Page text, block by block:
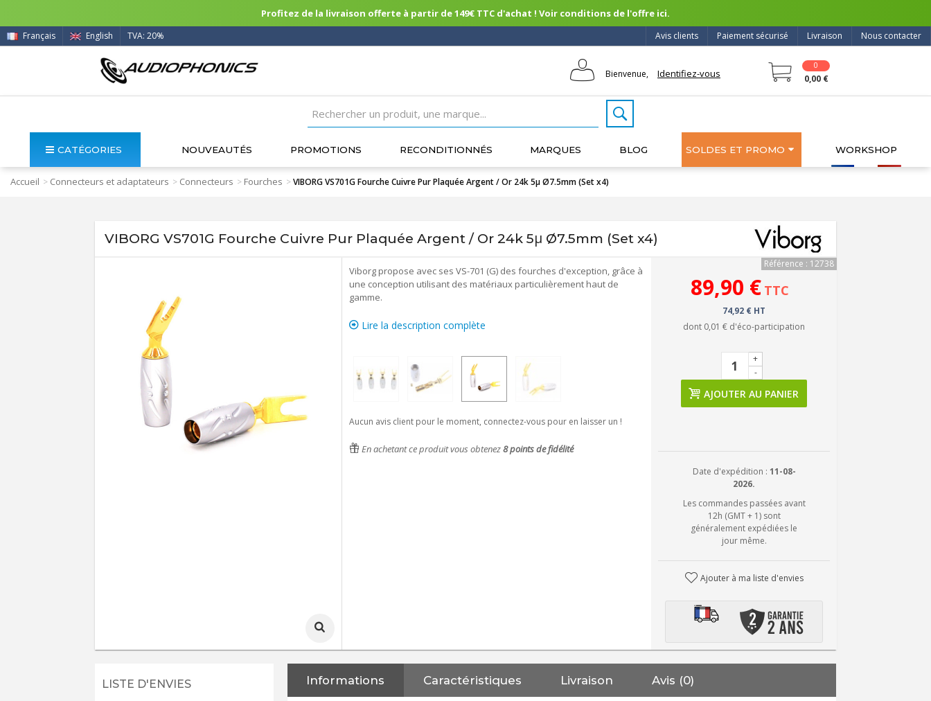
Profitez de la livraison offerte à partir de 149€ TTC d'achat ! Voir conditions de l'offre ici.
Nous contacter
Livraison
Paiement sécurisé
Avis clients
Français English TVA: 20%
Bienvenue, Identifiez-vous
0
0,00 €
CATÉGORIES NOUVEAUTÉS PROMOTIONS RECONDITIONNÉS MARQUES BLOG SOLDES ET PROMO WORKSHOP
Accueil > Connecteurs et adaptateurs > Connecteurs > Fourches >VIBORG VS701G Fourche Cuivre Pur Plaquée Argent / Or 24k 5μ Ø7.5mm (Set x4)
VIBORG VS701G Fourche Cuivre Pur Plaquée Argent / Or 24k 5μ Ø7.5mm (Set x4)
Viborg propose avec ses VS-701 (G) des fourches d'exception, grâce à
une conception utilisant des matériaux particulièrement haut de
gamme.
Lire la description complète
Aucun avis client pour le moment, connectez-vous pour en laisser un !
En achetant ce produit vous obtenez8points de fidélité
Référence : 12738
89,90 € TTC
74,92 € HT
dont 0,01 € d'éco-participation
-
+
AJOUTER AU PANIER
Date d'expédition : 11-08-
2026.
Les commandes passées avant
12h (GMT + 1) sont
généralement expédiées le
jour même.
Ajouter à ma liste d'envies
LISTE D'ENVIES Informations Caractéristiques Livraison Avis (0)